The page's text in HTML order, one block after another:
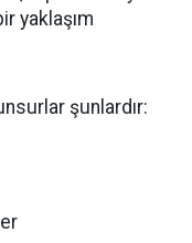
yaklaşım
şunlardır: